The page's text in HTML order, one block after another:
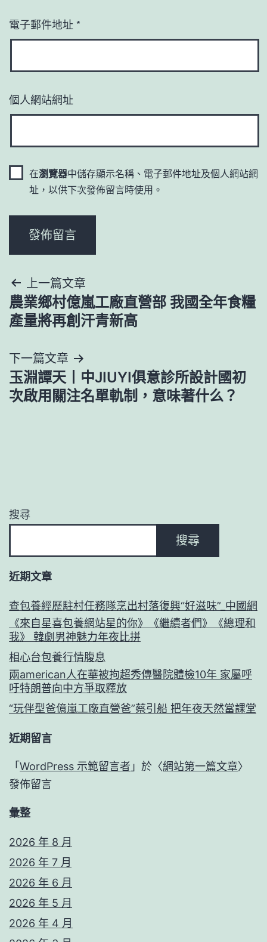
電子郵件地址 *
個人網站網址
在瀏覽器中儲存顯示名稱、電子郵件地址及個人網站網
址，以供下次發佈留言時使用。
文
章
覽
上一篇文章
農業鄉村億嵐工廠直營部 我國全年食糧
產量將再創汗青新高
下一篇文章
玉淵譚天丨中JIUYI俱意診所設計國初
次啟用關注名單軌制，意味著什么？
搜尋
搜尋
近期文章
查包養經歷駐村任務隊烹出村落復興“好滋味”_中國網
《來自星喜包養網站星的你》《繼續者們》《總理和
我》 韓劇男神魅力年夜比拼
相心台包養行情腹息
兩american人在華被拘超秀傳醫院體檢10年 家屬呼
吁特朗普向中方爭取釋放
“玩伴型爸億嵐工廠直營爸”蔡引船 把年夜天然當課堂
近期留言
「 WordPress 示範留言者 」於〈網站第一篇文章〉
發佈留言
彙整
2026 年 8 月
2026 年 7 月
2026 年 6 月
2026 年 5 月
2026 年 4 月